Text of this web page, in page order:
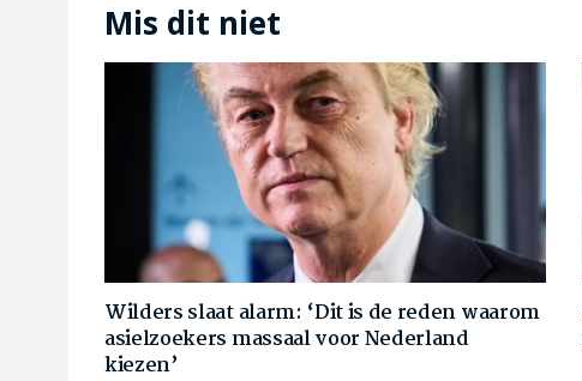
Mis dit niet
Wilders slaat alarm: ‘Dit is de reden waarom
asielzoekers massaal voor Nederland
kiezen’